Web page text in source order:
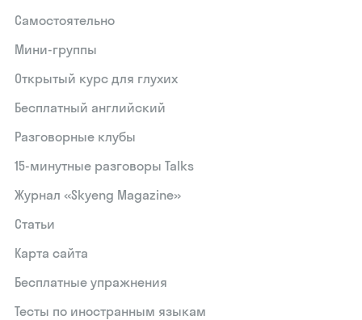
Самостоятельно
Мини-группы
Открытый курс для глухих
Бесплатный английский
Разговорные клубы
15‑минутные разговоры Talks
Журнал «Skyeng Magazine»
Статьи
Карта сайта
Бесплатные упражнения
Тесты по иностранным языкам